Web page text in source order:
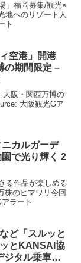
」福岡募集/観光×
地へのリゾート人
ト
空港」開港
の期間限定 –
大阪・関西万博の
大阪観光Gア
ニカルガーデ
園で光り輝く 2
る作品が楽しめる
株のヒマワリ今回
ラート
ど「スルッと
とKANSAI協
ジタル乗車券